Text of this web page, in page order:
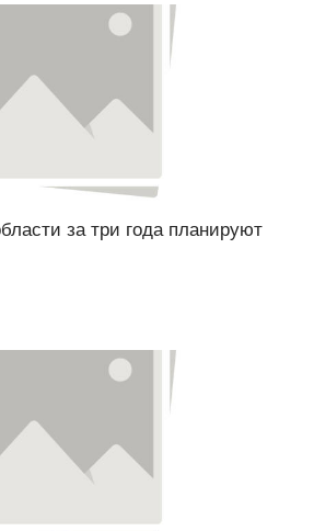
за три года планируют